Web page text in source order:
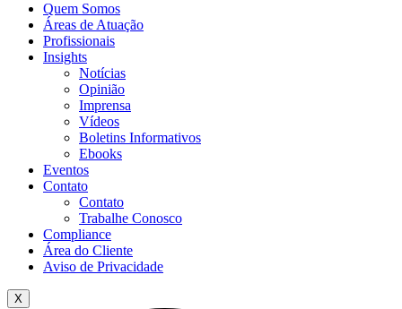
Quem Somos
Áreas de Atuação
Profissionais
Insights
Notícias
Opinião
Imprensa
Vídeos
Boletins Informativos
Ebooks
Eventos
Contato
Contato
Trabalhe Conosco
Compliance
Área do Cliente
Aviso de Privacidade
X